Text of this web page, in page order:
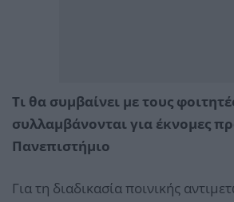
Τι θα συμβαίνει με τους
συλλαμβάνονται για έκνομες
Πανεπιστήμιο
Για τη διαδικασία ποινικής